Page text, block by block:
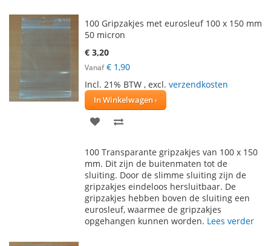
100 Gripzakjes met eurosleuf 100 x 150 mm
50 micron
€ 3,20
Vanaf € 1,90
Incl. 21% BTW , excl. verzendkosten
In Winkelwagen
VOEG
AAN
VERLANGLIJST
TE
VERGELIJKEN
100 Transparante gripzakjes van 100 x 150
mm. Dit zijn de buitenmaten tot de
sluiting. Door de slimme sluiting zijn de
gripzakjes eindeloos hersluitbaar. De
gripzakjes hebben boven de sluiting een
eurosleuf, waarmee de gripzakjes
opgehangen kunnen worden. Lees verder